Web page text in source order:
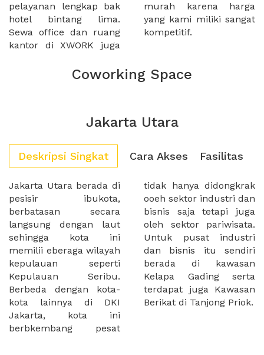
pelayanan lengkap bak
hotel bintang lima.
Sewa office dan ruang
kantor di XWORK juga
murah karena harga
yang kami miliki sangat
kompetitif.
Coworking Space
Jakarta Utara
Deskripsi Singkat Cara Akses Fasilitas
Jakarta Utara berada di
pesisir ibukota,
berbatasan secara
langsung dengan laut
sehingga kota ini
memilii eberaga wilayah
kepulauan seperti
Kepulauan Seribu.
Berbeda dengan kota-
kota lainnya di DKI
Jakarta, kota ini
berbkembang pesat
tidak hanya didongkrak
ooeh sektor industri dan
bisnis saja tetapi juga
oleh sektor pariwisata.
Untuk pusat industri
dan bisnis itu sendiri
berada di kawasan
Kelapa Gading serta
terdapat juga Kawasan
Berikat di Tanjong Priok.